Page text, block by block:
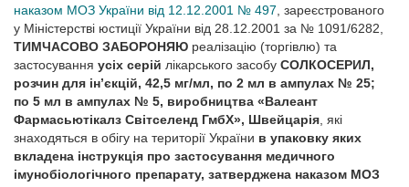
наказом МОЗ України від 12.12.2001 № 497 , зареєстрованого
у Міністерстві юстиції України від 28.12.2001 за № 1091/6282,
ТИМЧАСОВО ЗАБОРОНЯЮ реалізацію (торгівлю) та
застосування усіх серій лікарського засобу СОЛКОСЕРИЛ,
розчин для ін’єкцій, 42,5 мг/мл, по 2 мл в ампулах № 25;
по 5 мл в ампулах № 5, виробництва «Валеант
Фармасьютікалз Світселенд ГмбХ», Швейцарія , які
знаходяться в обігу на території України в упаковку яких
вкладена інструкція про застосування медичного
імунобіологічного препарату, затверджена наказом МОЗ